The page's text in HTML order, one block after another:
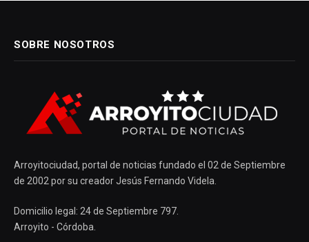
SOBRE NOSOTROS
Arroyitociudad, portal de noticias fundado el 02 de Septiembre
de 2002 por su creador Jesús Fernando Videla.
Domicilio legal: 24 de Septiembre 797.
Arroyito - Córdoba.